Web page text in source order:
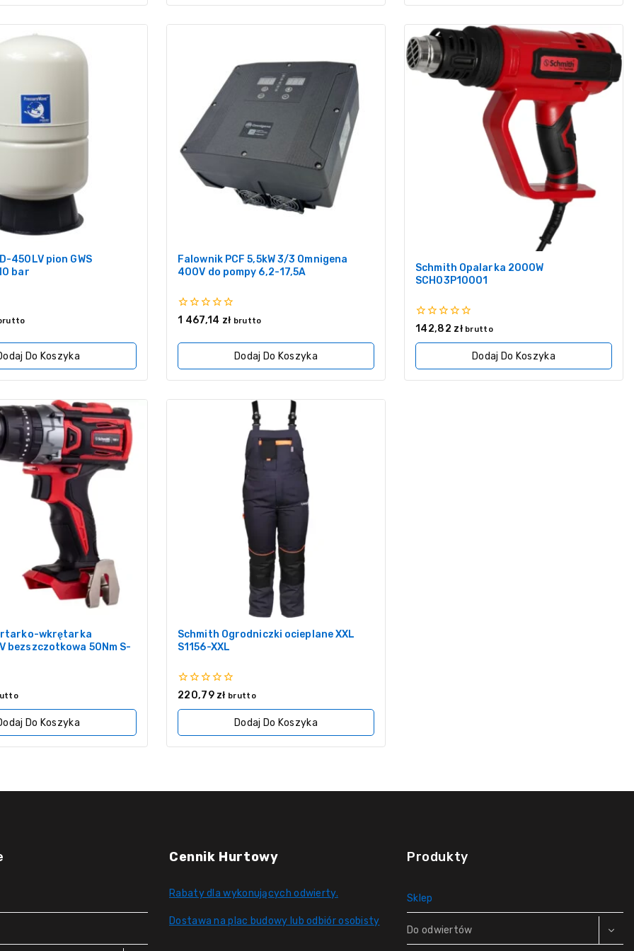
450LV pion GWS
bar
Do Koszyka
Falownik PCF 5,5kW 3/3 Omnigena
400V do pompy 6,2-17,5A
0
1 467,14 zł brutto
Dodaj Do Koszyka
Schmith Opalarka 2000W
SCH03P10001
0
5
142,82 zł brutto
Dodaj Do Koszyka
wkrętarka
bezszczotkowa 50Nm S-
Do Koszyka
Schmith Ogrodniczki ocieplane XXL
S1156-XXL
0
5
220,79 zł brutto
Dodaj Do Koszyka
Cennik Hurtowy
Rabaty dla wykonujących odwierty.
Dostawa na plac budowy lub odbiór osobisty
Produkty
Sklep
Do odwiertów